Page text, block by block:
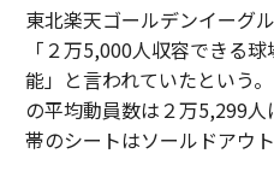
東北楽天ゴールデンイーグ
「２万5,000人収容できる
能」と言われていたという
の平均動員数は２万5,299
帯のシートはソールドアウト